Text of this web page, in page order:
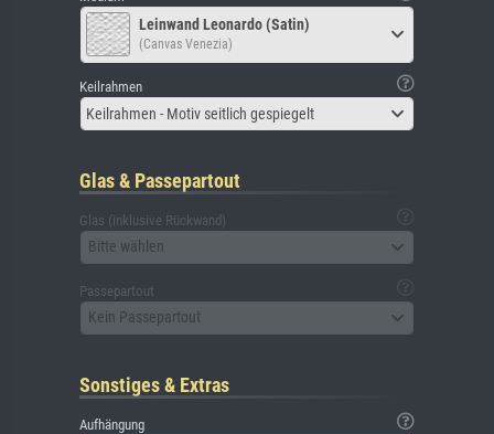
Leinwand Leonardo (Satin)
(Canvas Venezia)
Keilrahmen
Keilrahmen - Motiv seitlich gespiegelt
Glas & Passepartout
Glas (inklusive Rückwand)
Bitte wählen
Passepartout
Kein Passepartout
Sonstiges & Extras
Aufhängung